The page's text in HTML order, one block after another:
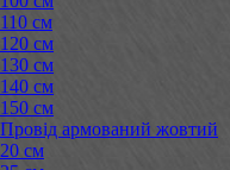
110 см
120 см
130 см
140 см
150 см
Провід армований жовтий
20 см